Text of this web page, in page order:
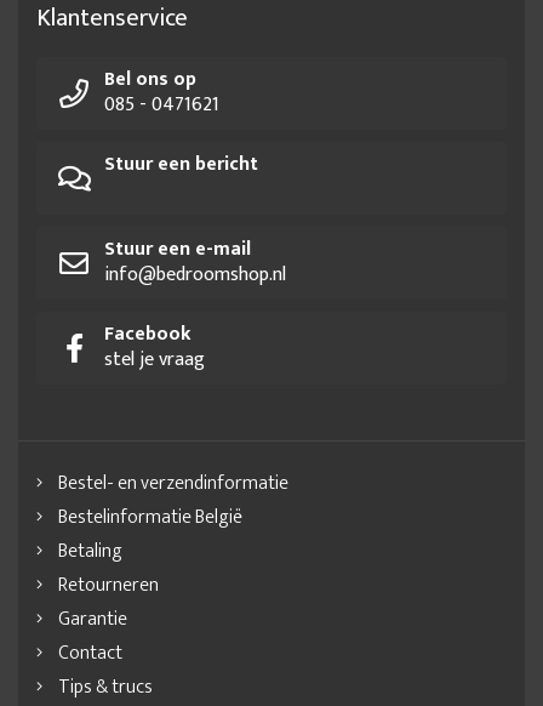
Klantenservice
Bel ons op
085 - 0471621
Stuur een bericht
Stuur een e-mail
info@bedroomshop.nl
Facebook
stel je vraag
Bestel- en verzendinformatie
Bestelinformatie België
Betaling
Retourneren
Garantie
Contact
Tips & trucs